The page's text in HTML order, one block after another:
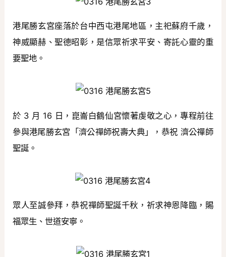
港尾勝玄宮座落於台中西屯港尾地區，主祀蘇府千歲，
神威顯赫、聖德昭彰，是信眾祈求平安、寄託心靈的重
要聖地。
於 3 月 16 日，崑崙白鶴仙宮懷著虔敬之心，專程前往
參與港尾勝玄宮「濟公禪師祝壽大典」，恭祝 濟公禪師
聖誕。
眾人至誠參拜，恭祝禪師聖誕千秋，祈求神恩降臨，賜
福眾生、世道安寧。